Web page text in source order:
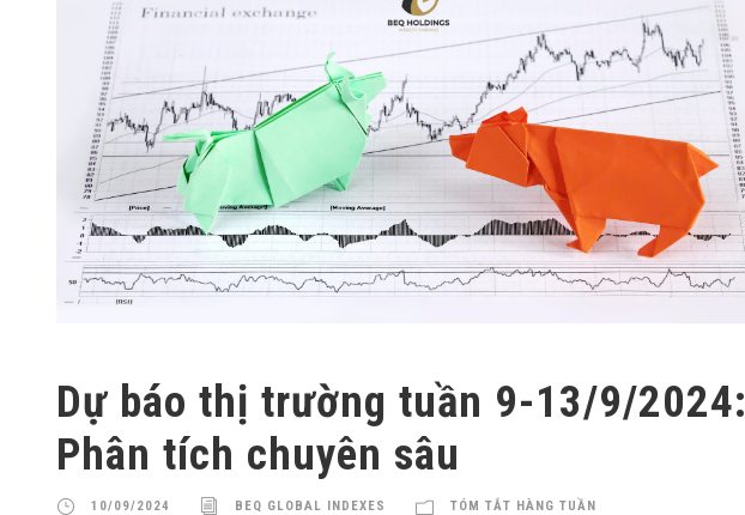
Dự báo thị trường tuần 9-13/9/2024:
Phân tích chuyên sâu
10/09/2024 BEQ GLOBAL INDEXES TÓM TẮT HÀNG TUẦN